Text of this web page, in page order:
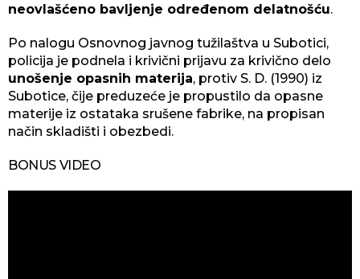
neovlašćeno bavljenje određenom delatnošću.
Po nalogu Osnovnog javnog tužilaštva u Subotici,
policija je podnela i krivični prijavu za krivično delo
unošenje opasnih materija, protiv S. D. (1990) iz
Subotice, čije preduzeće je propustilo da opasne
materije iz ostataka srušene fabrike, na propisan
način skladišti i obezbedi.
BONUS VIDEO